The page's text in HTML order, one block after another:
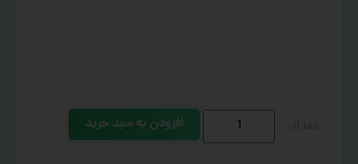
افزودن به سبد خرید